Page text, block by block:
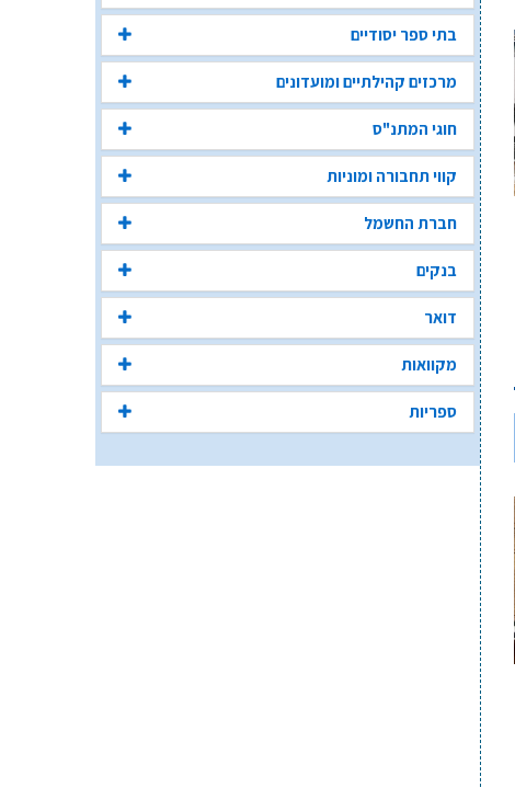
בתי ספר יסודיים
מרכזים קהילתיים ומועדונים
חוגי המתנ"ס
קווי תחבורה ומוניות
חברת החשמל
בנקים
דואר
מקוואות
ספריות